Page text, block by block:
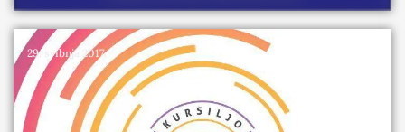
29. svibnja 2017.